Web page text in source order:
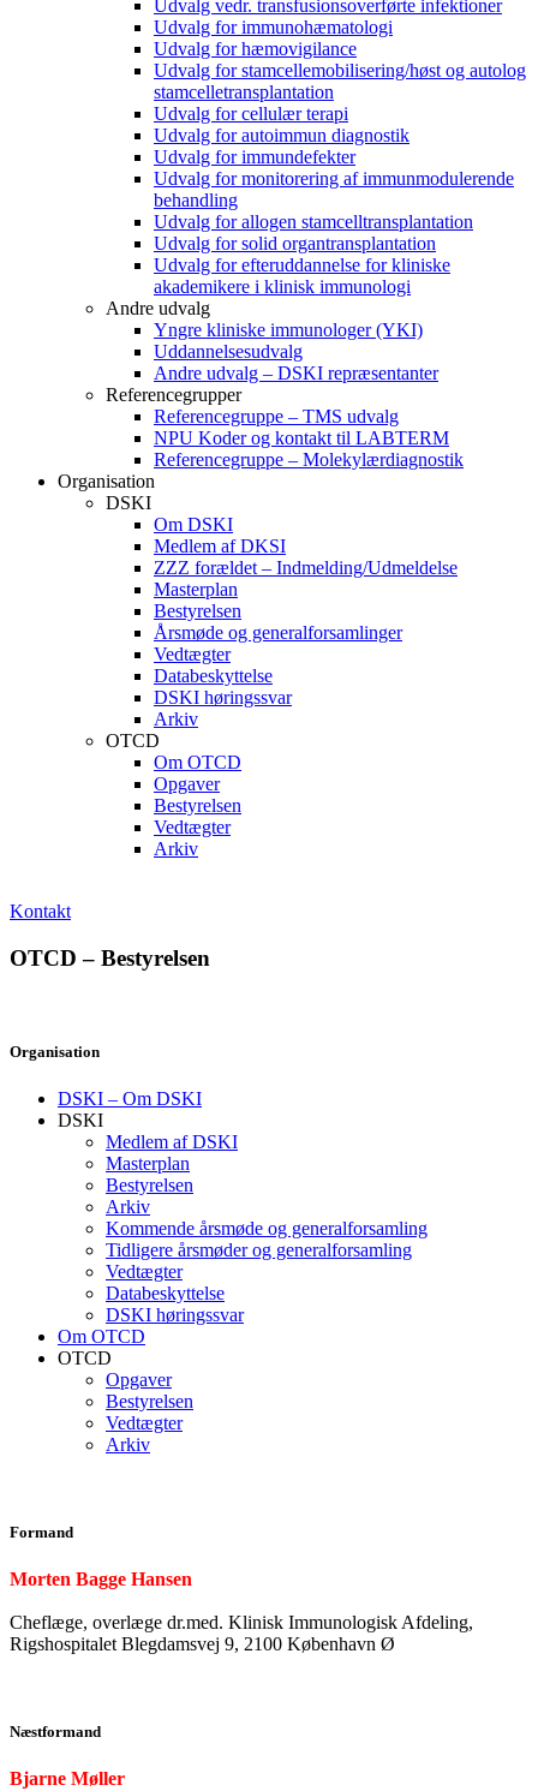
Udvalg vedr. transfusionsoverførte infektioner
Udvalg for immunohæmatologi
Udvalg for hæmovigilance
Udvalg for stamcellemobilisering/høst og autolog
stamcelletransplantation
Udvalg for cellulær terapi
Udvalg for autoimmun diagnostik
Udvalg for immundefekter
Udvalg for monitorering af immunmodulerende
behandling
Udvalg for allogen stamcelltransplantation
Udvalg for solid organtransplantation
Udvalg for efteruddannelse for kliniske
akademikere i klinisk immunologi
Andre udvalg
Yngre kliniske immunologer (YKI)
Uddannelsesudvalg
Andre udvalg – DSKI repræsentanter
Referencegrupper
Referencegruppe – TMS udvalg
NPU Koder og kontakt til LABTERM
Referencegruppe – Molekylærdiagnostik
Organisation
DSKI
Om DSKI
Medlem af DKSI
ZZZ forældet – Indmelding/Udmeldelse
Masterplan
Bestyrelsen
Årsmøde og generalforsamlinger
Vedtægter
Databeskyttelse
DSKI høringssvar
Arkiv
OTCD
Om OTCD
Opgaver
Bestyrelsen
Vedtægter
Arkiv
Kontakt
OTCD – Bestyrelsen
Organisation
DSKI – Om DSKI
DSKI
Medlem af DSKI
Masterplan
Bestyrelsen
Arkiv
Kommende årsmøde og generalforsamling
Tidligere årsmøder og generalforsamling
Vedtægter
Databeskyttelse
DSKI høringssvar
Om OTCD
OTCD
Opgaver
Bestyrelsen
Vedtægter
Arkiv
Formand
Morten Bagge Hansen
Cheflæge, overlæge dr.med. Klinisk Immunologisk Afdeling,
Rigshospitalet Blegdamsvej 9, 2100 København Ø
Næstformand
Bjarne Møller